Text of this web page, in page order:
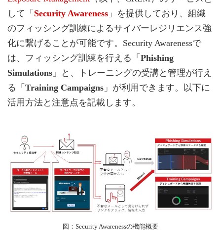
して「 Security Awareness 」を提供しており、組織
のフィッシング訓練によるサイバーレジリエンス強
化に繋げることが可能です。Security Awarenessで
は、フィッシング訓練を行える「 Phishing
Simulations 」と、トレーニングの受講と管理が行え
る「 Training Campaigns 」が利用できます。以下に
活用方法と注意点を記載します。
図：Security Awarenessの機能概要